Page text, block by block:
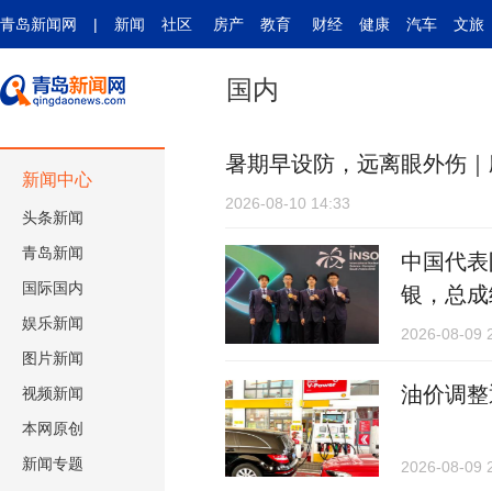
青岛新闻网 | 新闻 社区 房产 教育 财经 健康 汽车 文旅
国内
新闻中心
头条新闻
青岛新闻
国际国内
娱乐新闻
图片新闻
视频新闻
本网原创
新闻专题
暑期早设防，远离眼外伤
2026-08-10 14:33
中国代
银，总
2026-08-09
油价调
2026-08-09